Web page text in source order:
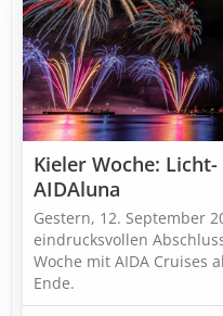
Kieler Woche:
AIDAluna
Gestern, 12. September
eindrucksvollen
Woche mit AIDA Cruises
Ende.